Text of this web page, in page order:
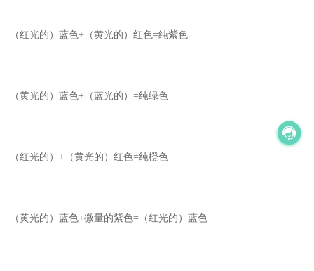
（红光的）蓝色+（黄光的）红色=纯紫色
（黄光的）蓝色+（蓝光的）=纯绿色
（红光的）+（黄光的）红色=纯橙色
（黄光的）蓝色+微量的紫色=（红光的）蓝色